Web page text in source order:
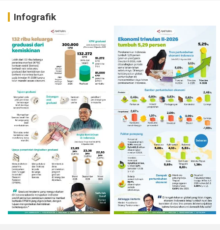
Infografik